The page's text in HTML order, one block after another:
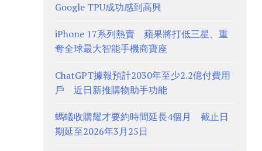
Google TPU成功感到高興
iPhone 17系列熱賣 蘋果將打低三星、重
奪全球最大智能手機商寶座
ChatGPT據報預計2030年至少2.2億付費用
戶 近日新推購物助手功能
螞蟻收購耀才要約時間延長4個月 截止日
期延至2026年3月25日